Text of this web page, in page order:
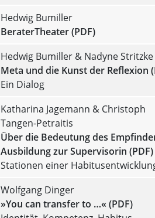
Hedwig Bumiller
BeraterTheater (PDF)
Hedwig Bumiller & Nadyne Stritzke
Meta und die Kunst der Reflexion
Ein Dialog
Katharina Jagemann & Christoph
Tangen-Petraitis
Über die Bedeutung des
Ausbildung zur Supervisorin (PDF)
Stationen einer
Wolfgang Dinger
»You can transfer to …« (PDF)